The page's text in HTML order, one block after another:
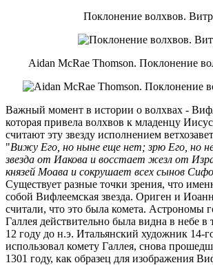
Поклонение волхвов.
Aidan McRae Thomson. Поклонение
Важный момент в истории о волхвах -
которая привела волхвов к младенцу
считают эту звезду исполнением
"Вижу Его, но ныне еще нет; зрю Его, но
звезда от Иакова и восстает жезл от
князей Моава и сокрушает всех сынов
Существует разные точки зрения, что
собой Вифлеемская звезда. Ориген и
считали, что это была комета. Астрономы
Галлея действительно была видна в небе в
12 году до н.э. Итальянский художник 14-
использовал комету Галлея, снова
1301 году, как образец для изображения